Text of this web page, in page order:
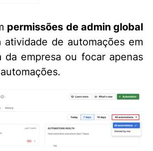
permissões de admin global
atividade de automações em
da empresa ou focar apenas